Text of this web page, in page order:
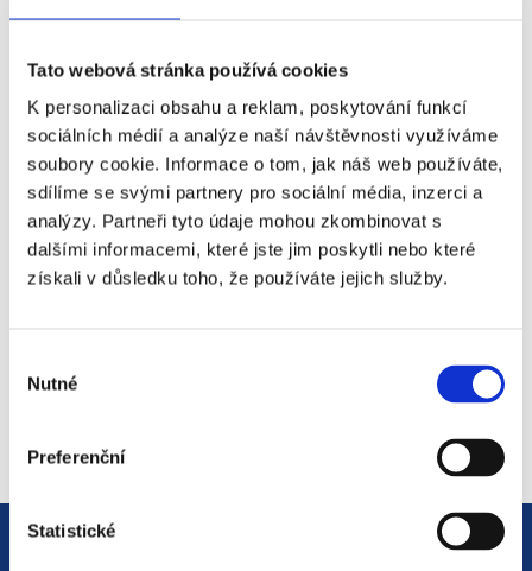
Tato webová stránka používá cookies
K personalizaci obsahu a reklam, poskytování funkcí
sociálních médií a analýze naší návštěvnosti využíváme
soubory cookie. Informace o tom, jak náš web používáte,
sdílíme se svými partnery pro sociální média, inzerci a
analýzy. Partneři tyto údaje mohou zkombinovat s
dalšími informacemi, které jste jim poskytli nebo které
získali v důsledku toho, že používáte jejich služby.
souhlasu
Nutné
Preferenční
Statistické
Strážný –
ostraha
objektu (m/ž)
– vhodné pro
OZP, ČID/OZZ
plný úvazek
Více o nabídce